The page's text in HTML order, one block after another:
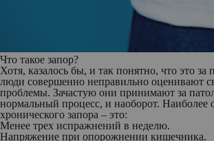
Что такое запор?
Хотя, казалось бы, и так понятно, что это за
люди совершенно неправильно оценивают
проблемы. Зачастую они принимают за
нормальный процесс, и наоборот.
хронического запора – это:
Менее трех испражнений в неделю.
Напряжение при опорожнении кишечника.